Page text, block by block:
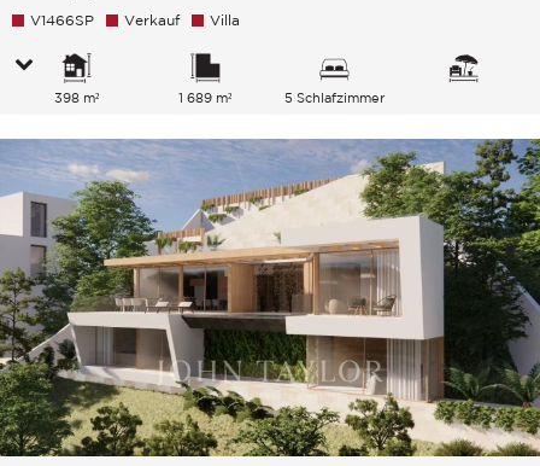
V1466SP Verkauf Villa
398 m² 1 689 m² 5 Schlafzimmer